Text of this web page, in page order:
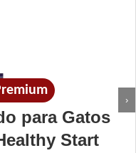
›
para Gatos
Start